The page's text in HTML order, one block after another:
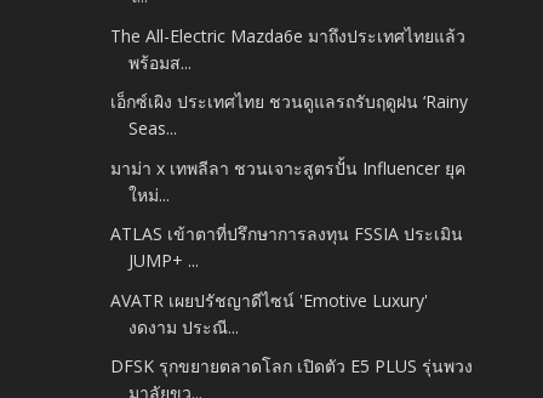
The All-Electric Mazda6e มาถึงประเทศไทยแล้ว
พร้อมส...
เอ็กซ์เผิง ประเทศไทย ชวนดูแลรถรับฤดูฝน ‘Rainy
Seas...
มาม่า x เทพลีลา ชวนเจาะสูตรปั้น Influencer ยุค
ใหม่...
ATLAS เข้าตาที่ปรึกษาการลงทุน FSSIA ประเมิน
JUMP+ ...
AVATR เผยปรัชญาดีไซน์ 'Emotive Luxury'
งดงาม ประณี...
DFSK รุกขยายตลาดโลก เปิดตัว E5 PLUS รุ่นพวง
มาลัยขว...